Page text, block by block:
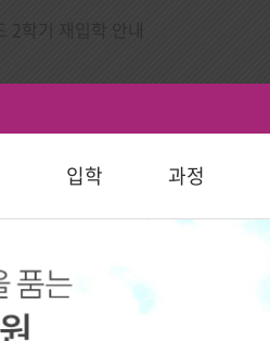
입학 과정